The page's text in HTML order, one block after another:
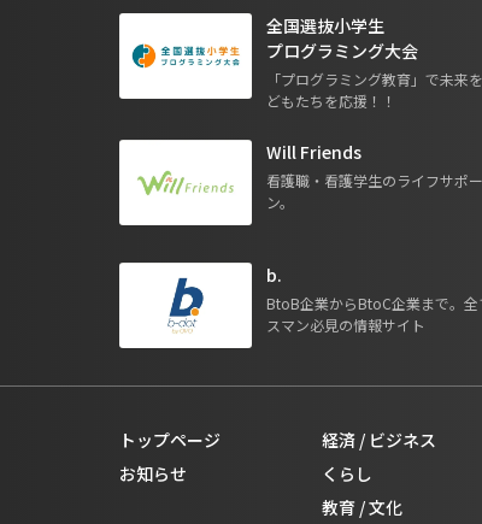
全国選抜小学生
プログラミング大会
「プログラミング教育」で未来
どもたちを応援！！
Will Friends
看護職・看護学生のライフサポ
ン。
b.
BtoB企業からBtoC企業まで。
スマン必見の情報サイト
トップページ
お知らせ
経済 / ビジネス
くらし
教育 / 文化